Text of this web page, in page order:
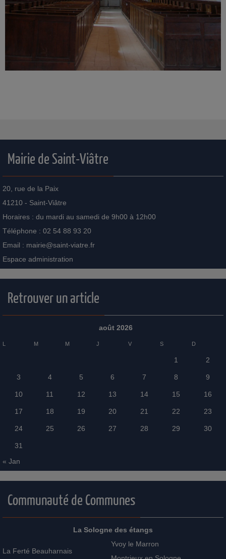
Mairie de Saint-Viâtre
20, rue de la Paix
41210 - Saint-Viâtre
Horaires : du mardi au samedi de 9h00 à 12h00
Téléphone : 02 54 88 93 20
Email : mairie@saint-viatre.fr
Espace administration
Retrouver un article
août 2026
M M J V S D
1 2
3 4 5 6 7 8 9
10 11 12 13 14 15 16
17 18 19 20 21 22 23
24 25 26 27 28 29 30
31
« Jan
Communauté de Communes
La Sologne des étangs
La Ferté Beauharnais
Yvoy le Marron